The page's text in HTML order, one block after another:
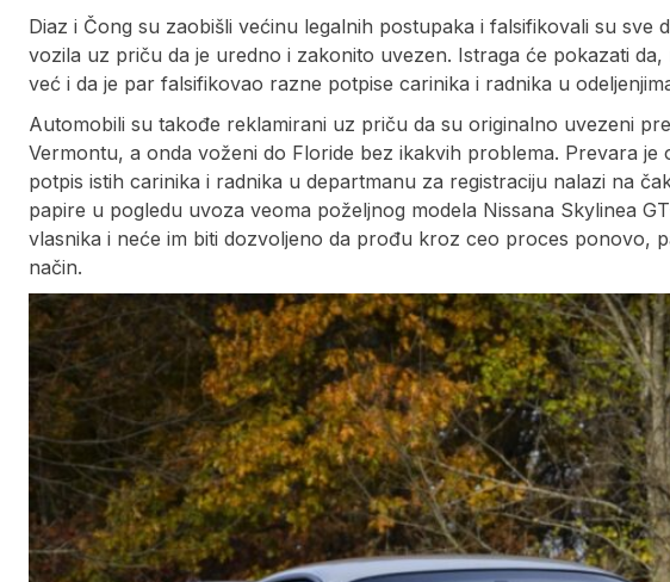
Diaz i Čong su zaobišli većinu legalnih postupaka i falsifikovali su sve
vozila uz priču da je uredno i zakonito uvezen. Istraga će pokazati
već i da je par falsifikovao razne potpise carinika i radnika u
Automobili su takođe reklamirani uz priču da su originalno uvezeni
Vermontu, a onda voženi do Floride bez ikakvih problema. Prevara je
potpis istih carinika i radnika u departmanu za registraciju nalazi na
papire u pogledu uvoza veoma poželjnog modela Nissana Skylinea
vlasnika i neće im biti dozvoljeno da prođu kroz ceo proces ponovo,
način.